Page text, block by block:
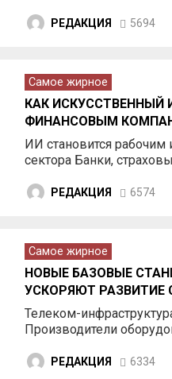
РЕДАКЦИЯ 5694
Самое жирное
КАК ИСКУССТВЕННЫЙ
ФИНАНСОВЫМ
ИИ становится рабочим
сектора Банки,
РЕДАКЦИЯ 6574
Самое жирное
НОВЫЕ БАЗОВЫЕ
УСКОРЯЮТ РАЗВИТИЕ
Телеком-
Производители
РЕДАКЦИЯ 6334